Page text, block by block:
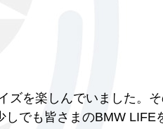
ズを楽しんでいました。
でも皆さまのBMW LIFE